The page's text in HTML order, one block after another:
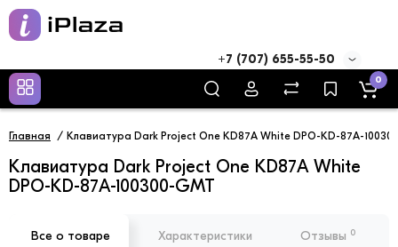
+7 (707) 655-55-50
0
Главная Клавиатура Dark Project One KD87A White DPO-KD-87A-
Клавиатура Dark Project One KD87A White
DPO-KD-87A-100300-GMT
Все о товаре Характеристики Отзывы 0